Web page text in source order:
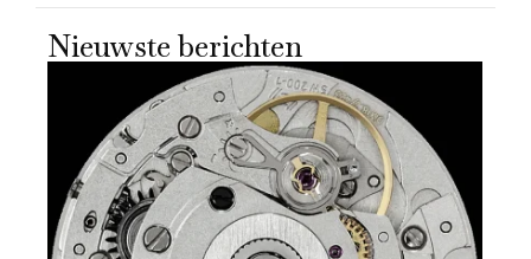
Nieuwste berichten